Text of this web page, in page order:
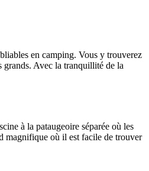
en camping. Vous y trouverez
grands. Avec la tranquillité de la
à la pataugeoire séparée où les
magnifique où il est facile de trouver